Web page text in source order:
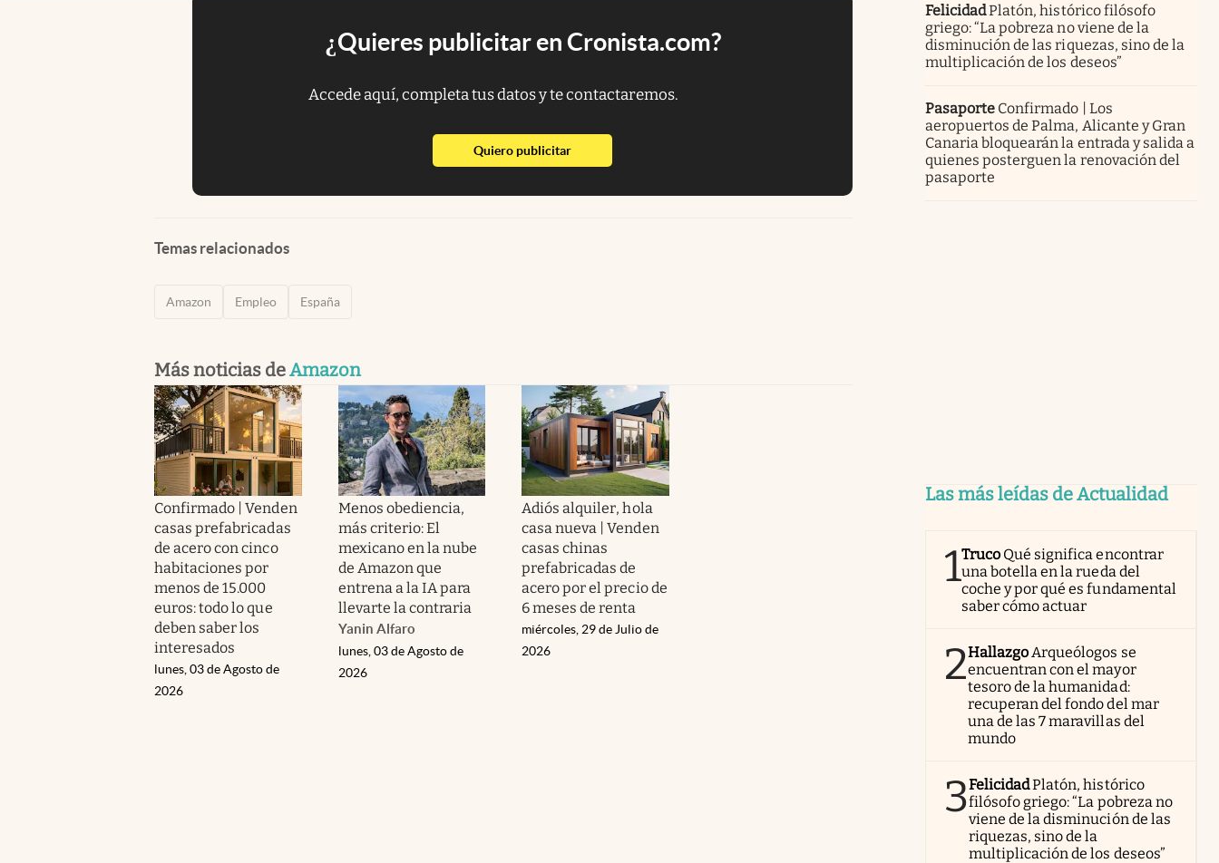
¿Quieres publicitar en Cronista.com?
Accede aquí, completa tus datos y te contactaremos.
Quiero publicitarabre en nueva pestaña
Temas relacionados
Amazon Empleo España
Más noticias deAmazon
Confirmado | Venden
casas prefabricadas
de acero con cinco
habitaciones por
menos de 15.000
euros: todo lo que
deben saber los
interesados
lunes, 03 de Agosto de
2026
Menos obediencia,
más criterio: El
mexicano en la nube
de Amazon que
entrena a la IA para
llevarte la contraria
Yanin Alfaro
lunes, 03 de Agosto de
2026
Adiós alquiler, hola
casa nueva | Venden
casas chinas
prefabricadas de
acero por el precio de
6 meses de renta
miércoles, 29 de Julio de
2026
FelicidadPlatón, histórico filósofo
griego: “La pobreza no viene de la
disminución de las riquezas, sino de la
multiplicación de los deseos”
Pasaporte Confirmado | Los
aeropuertos de Palma, Alicante y Gran
Canaria bloquearán la entrada y salida a
quienes posterguen la renovación del
pasaporte
Las más leídas de Actualidad
1Truco Qué significa encontrar
una botella en la rueda del
coche y por qué es fundamental
saber cómo actuar
2HallazgoArqueólogos se
encuentran con el mayor
tesoro de la humanidad:
recuperan del fondo del mar
una de las 7 maravillas del
mundo
3FelicidadPlatón, histórico
filósofo griego: “La pobreza no
viene de la disminución de las
riquezas, sino de la
multiplicación de los deseos”